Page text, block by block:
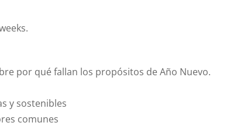
por qué fallan los propósitos de Año Nuevo.
y sostenibles
comunes